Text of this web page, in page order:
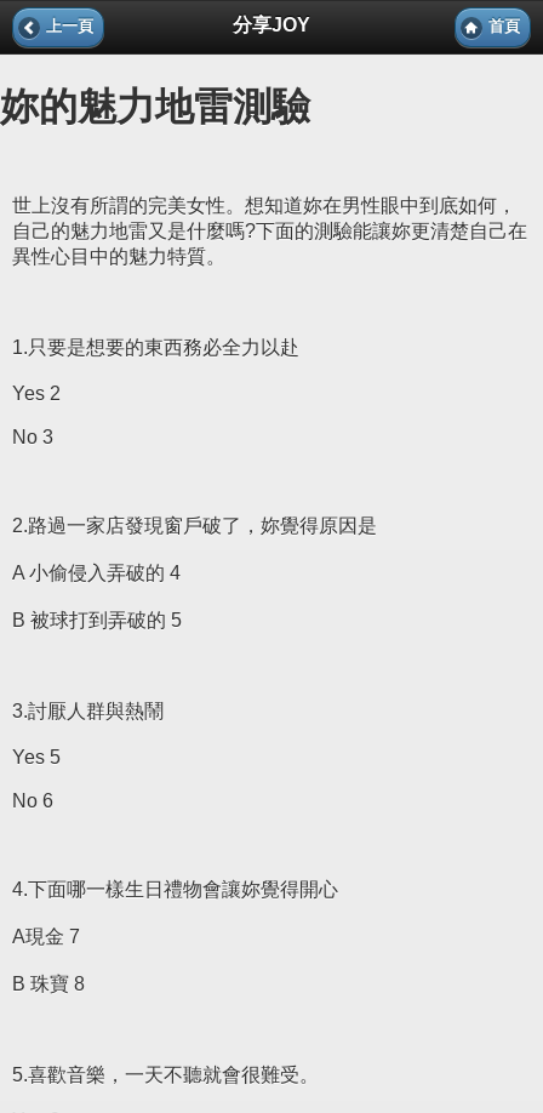
上一頁 分享JOY 首頁
妳的魅力地雷測驗
世上沒有所謂的完美女性。想知道妳在男性眼中到底如何，
自己的魅力地雷又是什麼嗎?下面的測驗能讓妳更清楚自己在
異性心目中的魅力特質。
1.只要是想要的東西務必全力以赴
Yes 2
No 3
2.路過一家店發現窗戶破了，妳覺得原因是
A 小偷侵入弄破的 4
B 被球打到弄破的 5
3.討厭人群與熱鬧
Yes 5
No 6
4.下面哪一樣生日禮物會讓妳覺得開心
A現金 7
B 珠寶 8
5.喜歡音樂，一天不聽就會很難受。